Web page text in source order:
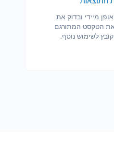
מיידי ובדוק את
הטקסט המתורגם
לשימוש נוסף.